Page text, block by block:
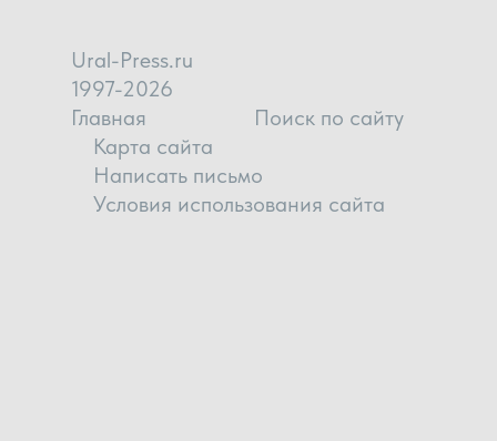
Ural-Press.ru
1997-2026
Главная
Поиск по сайту
Карта сайта
Написать письмо
Условия использования сайта